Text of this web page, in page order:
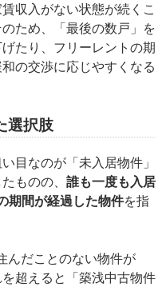
収入がない状態が続くこ
ため、「最後の数戸」を
たり、フリーレントの期
の交渉に応じやすくなる
選択肢
目なのが「未入居物件」
ものの、 誰も一度も入居
期間が経過した物件を指
んだことのない物件が
超えると「築浅中古物件